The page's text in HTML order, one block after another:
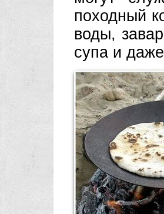
походный
воды,
супа и